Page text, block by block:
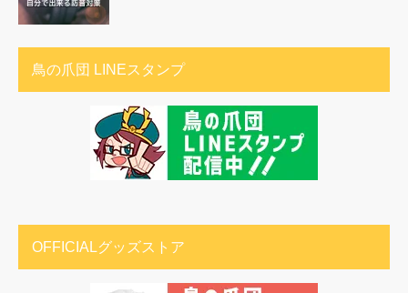
鳥の爪団 LINEスタンプ
OFFICIALグッズストア